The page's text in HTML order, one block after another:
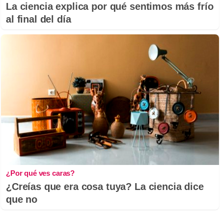
La ciencia explica por qué sentimos más frío
al final del día
¿Por qué ves caras?
¿Creías que era cosa tuya? La ciencia dice
que no